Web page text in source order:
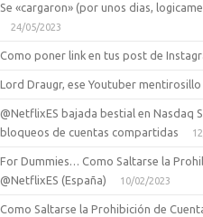
Se «cargaron» (por unos dias,
24/05/2023
Como poner link en tus post de
Lord Draugr, ese Youtuber
@NetflixES bajada bestial en Nasdaq
bloqueos de cuentas compartidas
For Dummies… Como Saltarse la
@NetflixES (España)
10/02/2023
Como Saltarse la Prohibición de